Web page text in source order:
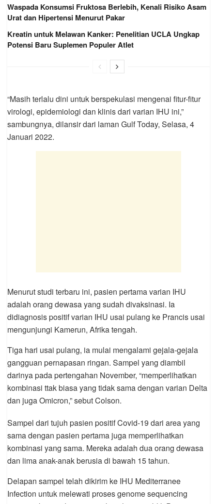
Waspada Konsumsi Fruktosa Berlebih, Kenali Risiko Asam
Urat dan Hipertensi Menurut Pakar
Kreatin untuk Melawan Kanker: Penelitian UCLA Ungkap
Potensi Baru Suplemen Populer Atlet
“Masih terlalu dini untuk berspekulasi mengenai fitur-fitur
virologi, epidemiologi dan klinis dari varian IHU ini,”
sambungnya, dilansir dari laman Gulf Today, Selasa, 4
Januari 2022.
Menurut studi terbaru ini, pasien pertama varian IHU
adalah orang dewasa yang sudah divaksinasi. Ia
didiagnosis positif varian IHU usai pulang ke Prancis usai
mengunjungi Kamerun, Afrika tengah.
Tiga hari usai pulang, ia mulai mengalami gejala-gejala
gangguan pernapasan ringan. Sampel yang diambil
darinya pada pertengahan November, “memperlihatkan
kombinasi ttak biasa yang tidak sama dengan varian Delta
dan juga Omicron,” sebut Colson.
Sampel dari tujuh pasien positif Covid-19 dari area yang
sama dengan pasien pertama juga memperlihatkan
kombinasi yang sama. Mereka adalah dua orang dewasa
dan lima anak-anak berusia di bawah 15 tahun.
Delapan sampel telah dikirim ke IHU Mediterranee
Infection untuk melewati proses genome sequencing